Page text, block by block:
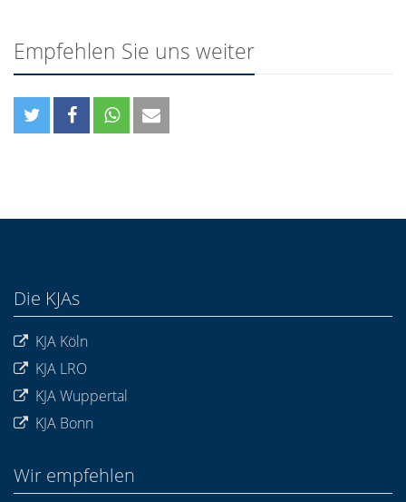
Empfehlen Sie uns weiter
Die KJAs
KJA Köln
KJA LRO
KJA Wuppertal
KJA Bonn
Wir empfehlen